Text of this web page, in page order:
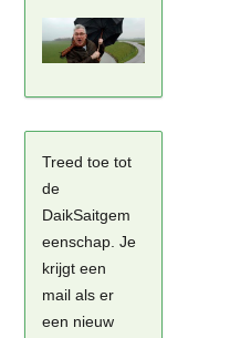
Treed toe tot
de
DaikSaitgem
eenschap. Je
krijgt een
mail als er
een nieuw